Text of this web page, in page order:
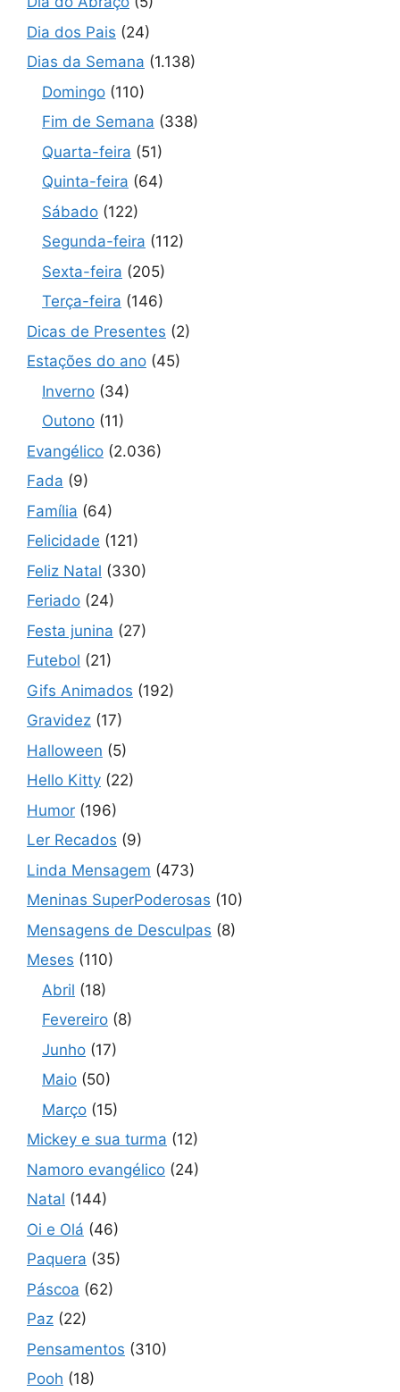
Dia dos Pais (24)
Dias da Semana (1.138)
Domingo (110)
Fim de Semana (338)
Quarta-feira (51)
Quinta-feira (64)
Sábado (122)
Segunda-feira (112)
Sexta-feira (205)
Terça-feira (146)
Dicas de Presentes (2)
Estações do ano (45)
Inverno (34)
Outono (11)
Evangélico (2.036)
Fada (9)
Família (64)
Felicidade (121)
Feliz Natal (330)
Feriado (24)
Festa junina (27)
Futebol (21)
Gifs Animados (192)
Gravidez (17)
Halloween (5)
Hello Kitty (22)
Humor (196)
Ler Recados (9)
Linda Mensagem (473)
Meninas SuperPoderosas (10)
Mensagens de Desculpas (8)
Meses (110)
Abril (18)
Fevereiro (8)
Junho (17)
Maio (50)
Março (15)
Mickey e sua turma (12)
Namoro evangélico (24)
Natal (144)
Oi e Olá (46)
Paquera (35)
Páscoa (62)
Paz (22)
Pensamentos (310)
Pooh (18)